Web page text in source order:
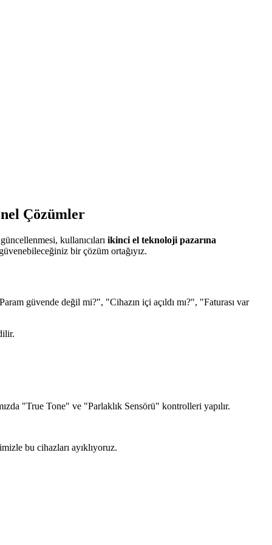
Çözümler
kullanıcıları ikinci el teknoloji pazarına
bir çözüm ortağıyız.
güvende değil mi?", "Cihazın içi açıldı mı?", "Faturası var
"True Tone" ve "Parlaklık Sensörü" kontrolleri yapılır.
bu cihazları ayıklıyoruz.